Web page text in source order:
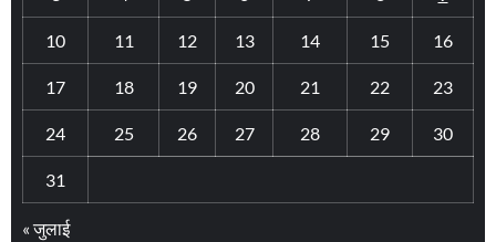
10 11 12 13 14 15 16
17 18 19 20 21 22 23
24 25 26 27 28 29 30
31
« जुलाई